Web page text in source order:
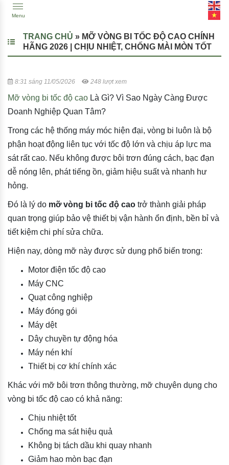
Menu
TRANG CHỦ » MỠ VÒNG BI TỐC ĐỘ CAO CHÍNH
HÃNG 2026 | CHỊU NHIỆT, CHỐNG MÀI MÒN TỐT
8:31 sáng 11/05/2026 248 lượt xem
Mỡ vòng bi tốc độ cao Là Gì? Vì Sao Ngày Càng Được
Doanh Nghiệp Quan Tâm?
Trong các hệ thống máy móc hiện đại, vòng bi luôn là bộ
phận hoạt động liên tục với tốc độ lớn và chịu áp lực ma
sát rất cao. Nếu không được bôi trơn đúng cách, bạc đạn
dễ nóng lên, phát tiếng ồn, giảm hiệu suất và nhanh hư
hỏng.
Đó là lý do mỡ vòng bi tốc độ cao trở thành giải pháp
quan trọng giúp bảo vệ thiết bị vận hành ổn định, bền bỉ và
tiết kiệm chi phí sửa chữa.
Hiện nay, dòng mỡ này được sử dụng phổ biến trong:
Motor điện tốc độ cao
Máy CNC
Quạt công nghiệp
Máy đóng gói
Máy dệt
Dây chuyền tự động hóa
Máy nén khí
Thiết bị cơ khí chính xác
Khác với mỡ bôi trơn thông thường, mỡ chuyên dụng cho
vòng bi tốc độ cao có khả năng:
Chịu nhiệt tốt
Chống ma sát hiệu quả
Không bị tách dầu khi quay nhanh
Giảm hao mòn bạc đạn